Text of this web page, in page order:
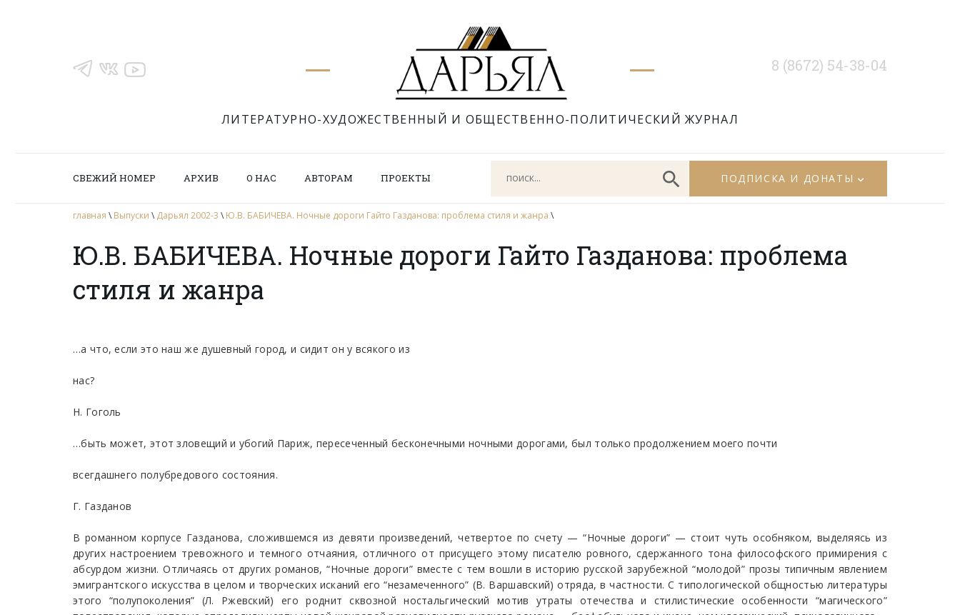
ЛИТЕРАТУРНО-ХУДОЖЕСТВЕННЫЙ И ОБЩЕСТВЕННО-ПОЛИТИЧЕСКИЙ ЖУРНАЛ
8 (8672) 54-38-04
СВЕЖИЙ НОМЕР АРХИВ О НАС АВТОРАМ ПРОЕКТЫ ПОДПИСКА И ДОНАТЫ
главная \ Выпуски \ Дарьял 2002-3 \ Ю.В. БАБИЧЕВА. Ночные дороги Гайто Газданова: проблема стиля и жанра \
Ю.В. БАБИЧЕВА. Ночные дороги Гайто Газданова: проблема
стиля и жанра
…а что, если это наш же душевный город, и сидит он у всякого из
нас?
Н. Гоголь
…быть может, этот зловещий и убогий Париж, пересеченный бесконечными ночными дорогами, был только продолжением моего почти
всегдашнего полубредового состояния.
Г. Газданов
В романном корпусе Газданова, сложившемся из девяти произведений, четвертое по счету — “Ночные дороги” — стоит чуть особняком, выделяясь из
других настроением тревожного и темного отчаяния, отличного от присущего этому писателю ровного, сдержанного тона философского примирения с
абсурдом жизни. Отличаясь от других романов, “Ночные дороги” вместе с тем вошли в историю русской зарубежной “молодой” прозы типичным явлением
эмигрантского искусства в целом и творческих исканий его “незамеченного” (В. Варшавский) отряда, в частности. С типологической общностью литературы
этого “полупоколения” (Л. Ржевский) его роднит сквозной ностальгический мотив утраты отечества и стилистические особенности “магического”